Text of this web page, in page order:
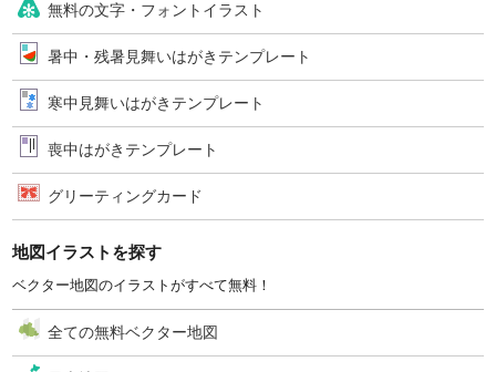
無料の文字・フォントイラスト
暑中・残暑見舞いはがきテンプレート
寒中見舞いはがきテンプレート
喪中はがきテンプレート
グリーティングカード
地図イラストを探す
ベクター地図のイラストがすべて無料！
全ての無料ベクター地図